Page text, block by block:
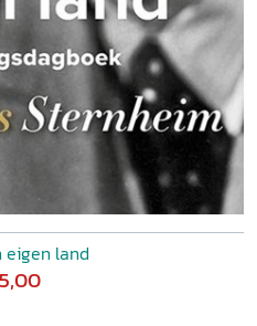
eigen land